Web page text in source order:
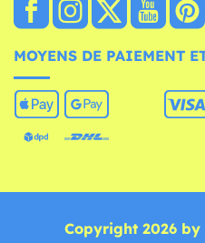
MOYENS DE PAIEMENT
Copyright 2026